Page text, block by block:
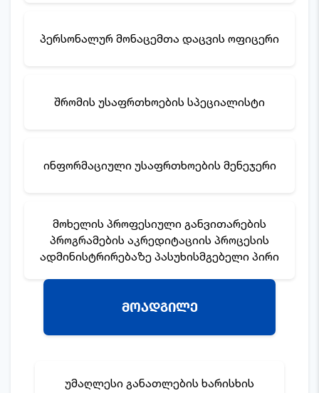
პერსონალურ მონაცემთა დაცვის ოფიცერი
შრომის უსაფრთხოების სპეციალისტი
ინფორმაციული უსაფრთხოების მენეჯერი
მოხელის პროფესიული განვითარების
პროგრამების აკრედიტაციის პროცესის
ადმინისტრირებაზე პასუხისმგებელი პირი
მოადგილე
უმაღლესი განათლების ხარისხის